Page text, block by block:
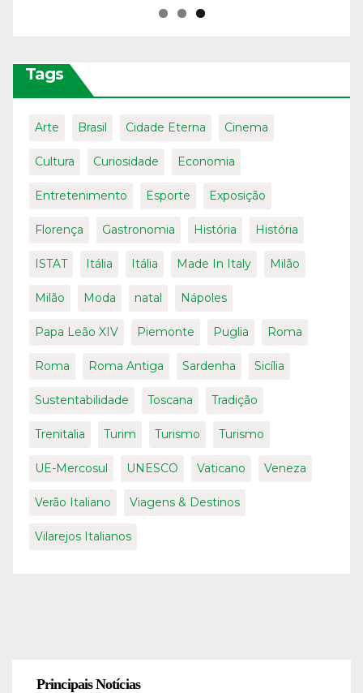
Tags
Arte Brasil Cidade Eterna Cinema
Cultura Curiosidade Economia
Entretenimento Esporte Exposição
Florença Gastronomia História História
ISTAT Itália Itália Made In Italy Milão
Milão Moda natal Nápoles
Papa Leão XIV Piemonte Puglia Roma
Roma Roma Antiga Sardenha Sicília
Sustentabilidade Toscana Tradição
Trenitalia Turim Turismo Turismo
UE-Mercosul UNESCO Vaticano Veneza
Verão Italiano Viagens & Destinos
Vilarejos Italianos
Principais Notícias